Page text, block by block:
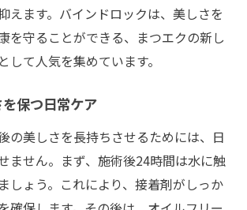
えます。バインドロックは、美しさを
を守ることができる、まつエクの新し
して人気を集めています。
保つ日常ケア
の美しさを長持ちさせるためには、日
ません。まず、施術後24時間は水に触
しょう。これにより、接着剤がしっか